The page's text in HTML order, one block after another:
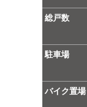
総戸数
駐車場
バイク置場